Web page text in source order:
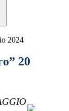
2024
20